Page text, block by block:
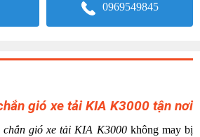
0969549845
gió xe tải KIA K3000 tận nơi
chắn gió xe tải KIA K3000không may bị